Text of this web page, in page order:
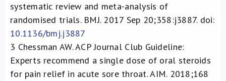
systematic review and meta-analysis of
randomised trials. BMJ. 2017 Sep 20;358:j3887. doi:
10.1136/bmj.j3887
3 Chessman AW. ACP Journal Club Guideline:
Experts recommend a single dose of oral steroids
for pain relief in acute sore throat. AIM. 2018;168